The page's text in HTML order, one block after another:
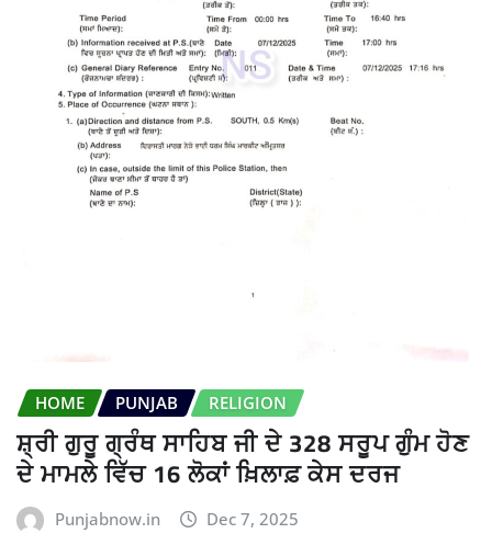
HOME PUNJAB RELIGION
ਸ਼੍ਰੀ ਗੁਰੂ ਗ੍ਰੰਥ ਸਾਹਿਬ ਜੀ ਦੇ 328 ਸਰੂਪ ਗੁੰਮ ਹੋਣ
ਦੇ ਮਾਮਲੇ ਵਿੱਚ 16 ਲੋਕਾਂ ਖ਼ਿਲਾਫ਼ ਕੇਸ ਦਰਜ
Punjabnow.in Dec 7, 2025